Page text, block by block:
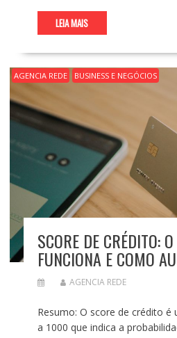
LEIA MAIS
AGENCIA REDE BUSINESS E NEGÓCIOS
SCORE DE CRÉDITO:
FUNCIONA E COMO
AGENCIA REDE
Resumo: O score de crédito é
a 1000 que indica a